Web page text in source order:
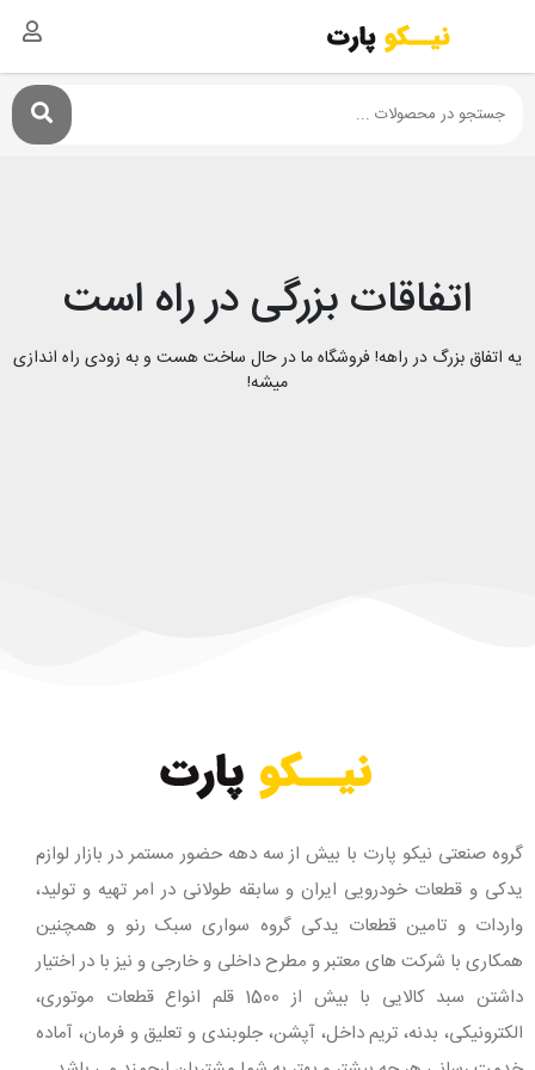
اتفاقات بزرگی در راه است
یه اتفاق بزرگ در راهه! فروشگاه ما در حال ساخت هست و به زودی راه اندازی
میشه!
گروه صنعتی نیکو پارت با بیش از سه دهه حضور مستمر در بازار لوازم
یدکی و قطعات خودرویی ایران و سابقه طولانی در امر تهیه و تولید،
واردات و تامین قطعات یدکی گروه سواری سبک رنو و همچنین
همکاری با شرکت های معتبر و مطرح داخلی و خارجی و نیز با در اختیار
داشتن سبد کالایی با بیش از 1500 قلم انواع قطعات موتوری،
الکترونیکی، بدنه، تریم داخل، آپشن، جلوبندی و تعلیق و فرمان، آماده